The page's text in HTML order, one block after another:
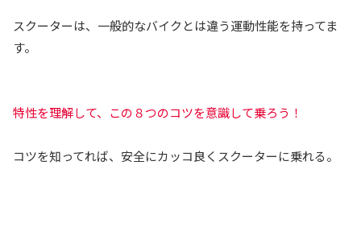
スクーターは、一般的なバイクとは違う運動性能を持ってま
す。
特性を理解して、この８つのコツを意識して乗ろう！
コツを知ってれば、安全にカッコ良くスクーターに乗れる。